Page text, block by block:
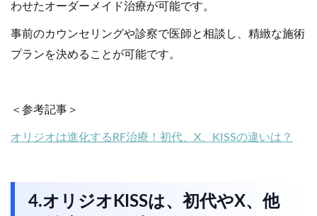
わせたオーダーメイド治療が可能です。
事前のカウンセリングや診察で医師と相談し、精緻な施術
プランを決めることが可能です。
＜参考記事＞
オリジオは進化するRF治療！初代、X、KISSの違いは？
4.オリジオKISSは、初代やX、他